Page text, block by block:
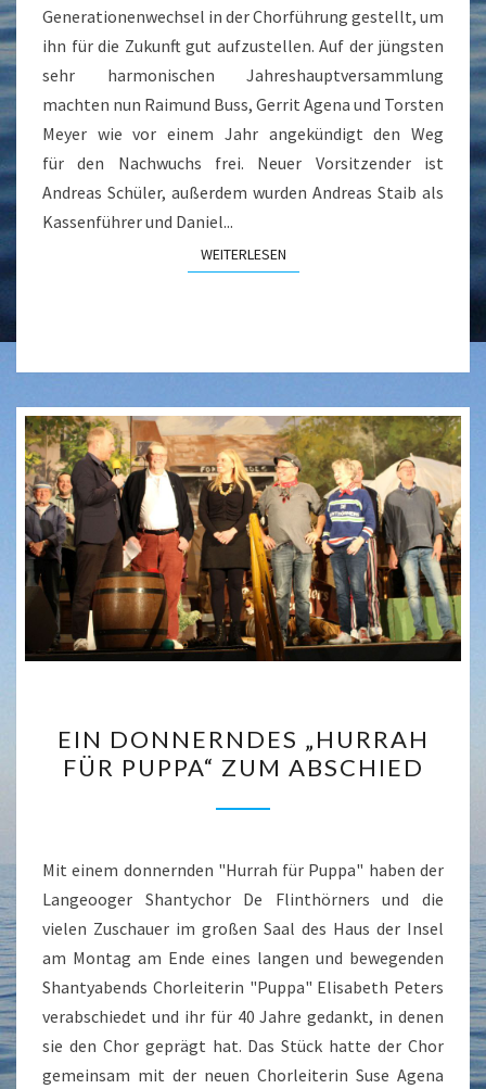
Generationenwechsel in der Chorführung gestellt, um
ihn für die Zukunft gut aufzustellen. Auf der jüngsten
sehr harmonischen Jahreshauptversammlung
machten nun Raimund Buss, Gerrit Agena und Torsten
Meyer wie vor einem Jahr angekündigt den Weg
für den Nachwuchs frei. Neuer Vorsitzender ist
Andreas Schüler, außerdem wurden Andreas Staib als
Kassenführer und Daniel...
WEITERLESENWEITERLESEN
DONNERNDES
„HURRAH
FÜR
ZUM
ABSCHIED
EIN DONNERNDES „HURRAH
FÜR PUPPA“ ZUM ABSCHIED
Mit einem donnernden "Hurrah für Puppa" haben der
Langeooger Shantychor De Flinthörners und die
vielen Zuschauer im großen Saal des Haus der Insel
am Montag am Ende eines langen und bewegenden
Shantyabends Chorleiterin "Puppa" Elisabeth Peters
verabschiedet und ihr für 40 Jahre gedankt, in denen
sie den Chor geprägt hat. Das Stück hatte der Chor
gemeinsam mit der neuen Chorleiterin Suse Agena